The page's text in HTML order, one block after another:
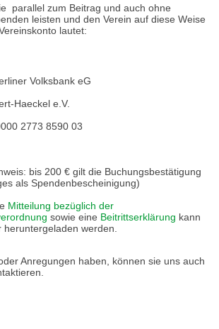
parallel zum Beitrag und auch ohne
leisten und den Verein auf diese Weise
lautet:
Volksbank eG
Haeckel e.V.
2773 8590 03
bis 200 € gilt die Buchungsbestätigung
als Spendenbescheinigung)
Mitteilung bezüglich der
sowie eine Beitrittserklärung kann
werden.
Anregungen haben, können sie uns auch